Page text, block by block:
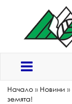
Начало » Новини »
земята!